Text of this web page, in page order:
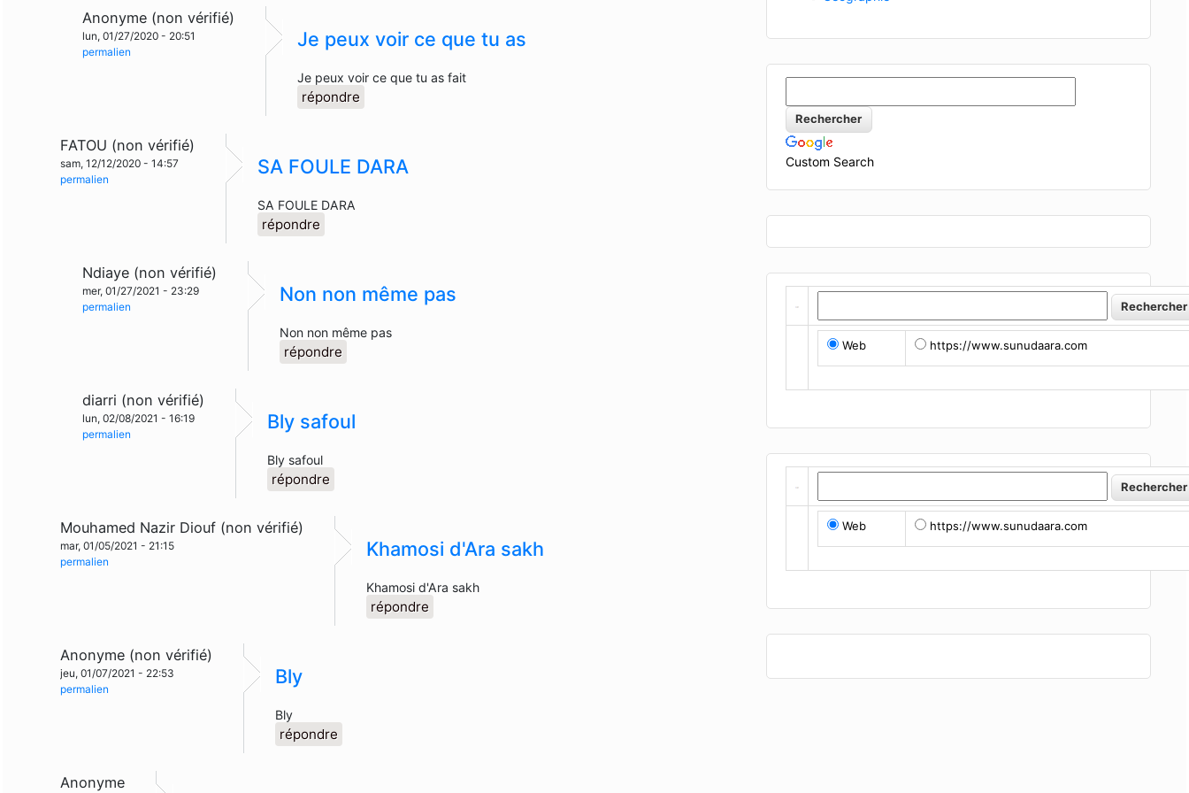
Anonyme (non vérifié)
lun, 01/27/2020 - 20:51
permalien
Je peux voir ce que tu as
Je peux voir ce que tu as fait
répondre
FATOU (non vérifié)
sam, 12/12/2020 - 14:57
permalien
SA FOULE DARA
SA FOULE DARA
répondre
Ndiaye (non vérifié)
mer, 01/27/2021 - 23:29
permalien
Non non même pas
Non non même pas
répondre
diarri (non vérifié)
lun, 02/08/2021 - 16:19
permalien
Bly safoul
Bly safoul
répondre
Mouhamed Nazir Diouf (non vérifié)
mar, 01/05/2021 - 21:15
permalien
Khamosi d'Ara sakh
Khamosi d'Ara sakh
répondre
Anonyme (non vérifié)
jeu, 01/07/2021 - 22:53
permalien
Bly
Bly
répondre
Anonyme
Custom Search
Web https://www.sunudaara.com
Web https://www.sunudaara.com